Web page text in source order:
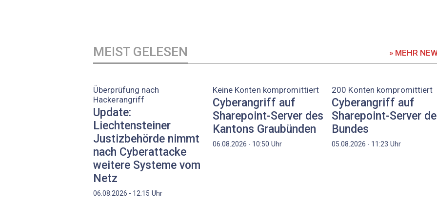
MEIST GELESEN » MEHR
Überprüfung nach
Hackerangriff
Update:
Liechtensteiner
Justizbehörde nimmt
nach Cyberattacke
weitere Systeme vom
Netz
06.08.2026 - 12:15 Uhr
Keine Konten kompromittiert
Cyberangriff auf
Sharepoint-Server des
Kantons Graubünden
06.08.2026 - 10:50 Uhr
200 Konten kompromittiert
Cyberangriff auf
Sharepoint-Server
Bundes
05.08.2026 - 11:23 Uhr